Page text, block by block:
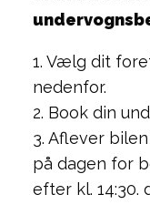
1. Vælg dit
nedenfor.
2. Book din
3. Aflever
på dagen for
efter kl. 14:30.